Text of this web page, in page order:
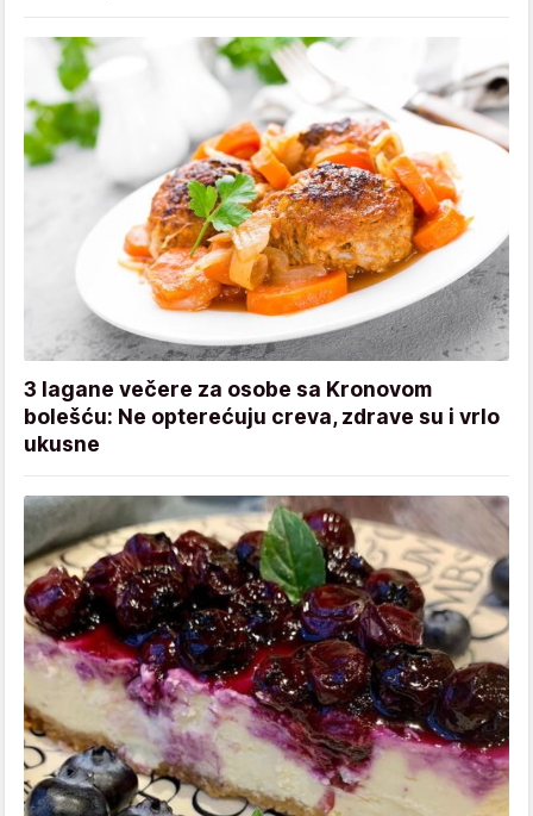
3 lagane večere za osobe sa Kronovom
bolešću: Ne opterećuju creva, zdrave su i vrlo
ukusne